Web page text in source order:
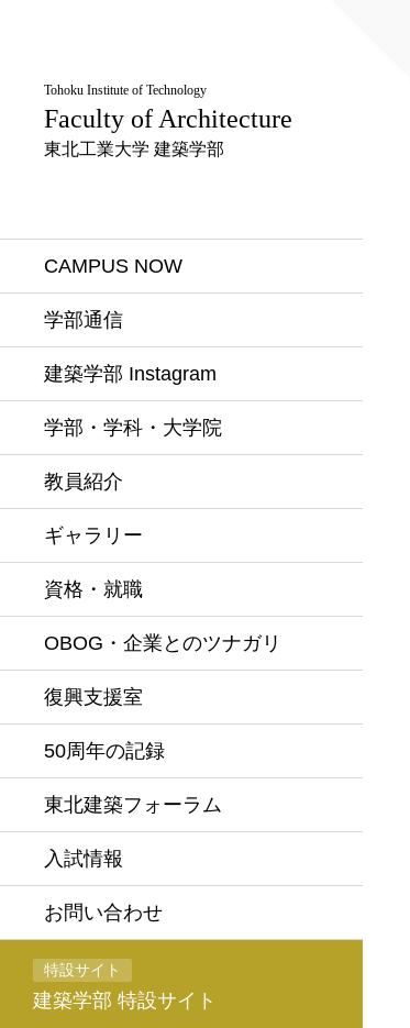
Tohoku Institute of Technology
Faculty of Architecture
東北工業大学 建築学部
CAMPUS NOW
学部通信
建築学部 Instagram
学部・学科・大学院
教員紹介
ギャラリー
資格・就職
OBOG・企業とのツナガリ
復興支援室
50周年の記録
東北建築フォーラム
入試情報
お問い合わせ
特設サイト
建築学部 特設サイト